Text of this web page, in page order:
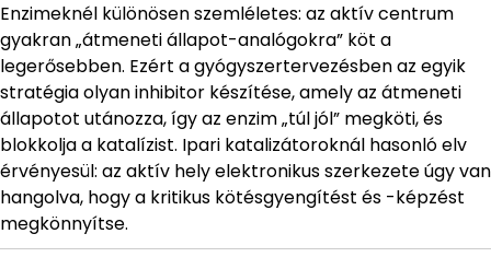
Enzimeknél különösen szemléletes: az aktív centrum
gyakran „átmeneti állapot-analógokra” köt a
legerősebben. Ezért a gyógyszertervezésben az egyik
stratégia olyan inhibitor készítése, amely az átmeneti
állapotot utánozza, így az enzim „túl jól” megköti, és
blokkolja a katalízist. Ipari katalizátoroknál hasonló elv
érvényesül: az aktív hely elektronikus szerkezete úgy van
hangolva, hogy a kritikus kötésgyengítést és -képzést
megkönnyítse.